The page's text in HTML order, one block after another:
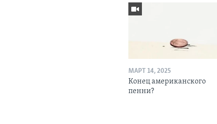
МАРТ 14, 2025
Конец американского
пенни?